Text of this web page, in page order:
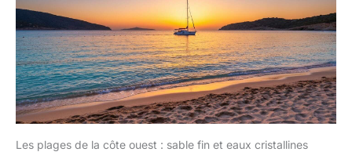
Les plages de la côte ouest : sable fin et eaux cristallines